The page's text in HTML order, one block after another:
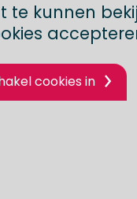
te kunnen
cookies in